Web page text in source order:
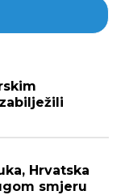
Hrvatska
smjeru